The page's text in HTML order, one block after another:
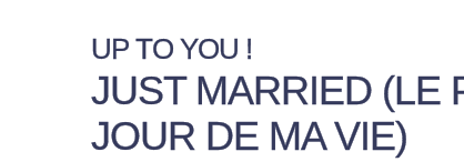
UP TO YOU !
JUST MARRIED (LE
JOUR DE MA VIE)